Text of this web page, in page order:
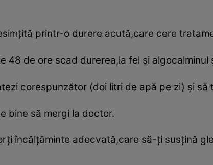
printr-o durere acută,care cere
48 de ore scad durerea,la fel şi algocalminul
corespunzător (doi litri de apă pe zi) şi să
bine să mergi la doctor.
încălţăminte adecvată,care să-ţi susţină